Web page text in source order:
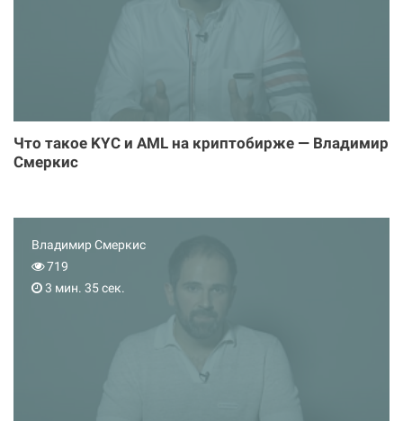
Что такое KYC и AML на криптобирже — Владимир
Смеркис
Владимир Смеркис
719
3 мин. 35 сек.